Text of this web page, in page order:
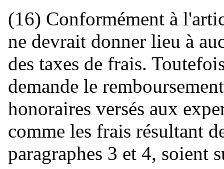
(16) Conformément à
ne devrait donner lieu à
des taxes de frais.
demande le
honoraires versés aux
comme les frais résultant
paragraphes 3 et 4, soient